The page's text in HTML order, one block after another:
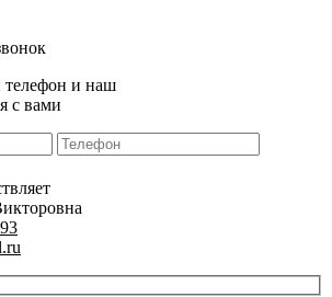
телефон и наш
с вами